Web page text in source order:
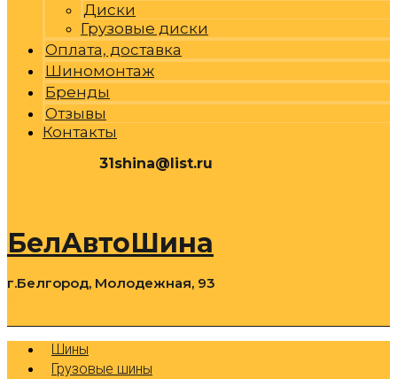
Диски
Грузовые диски
Оплата, доставка
Шиномонтаж
Бренды
Отзывы
Контакты
31shina@list.ru
БелАвтоШина
г.Белгород, Молодежная, 93
Шины
Грузовые шины